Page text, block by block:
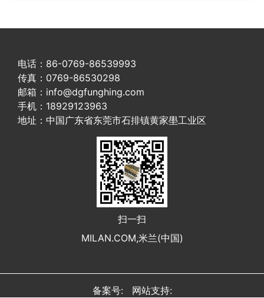
电话：86-0769-86539993
传真：0769-86530298
邮箱：info@dgfunghing.com
手机：18929123963
地址：中国广东省东莞市石排镇黄家壆工业区
扫一扫
MILAN.COM,米兰(中国)
备案号: 网站支持: